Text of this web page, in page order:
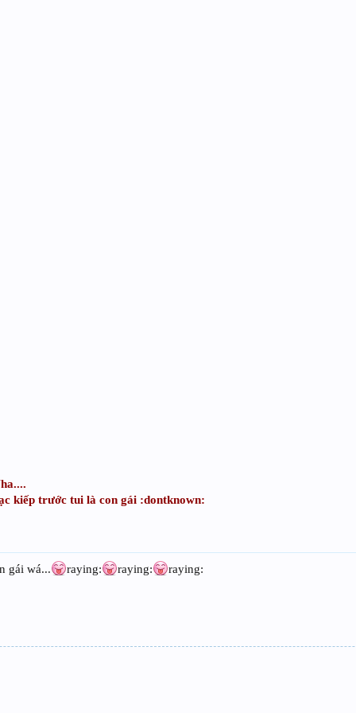
kiếp trước tui là con gái :dontknown:
gái wá... raying: raying: raying: